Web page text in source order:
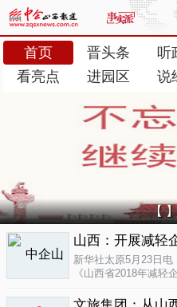
首页 晋头条 听
看亮点
进园区 说
【
山西：开展减轻
新华社太原5月23日
《山西省2018年减轻
大对涉企乱收...